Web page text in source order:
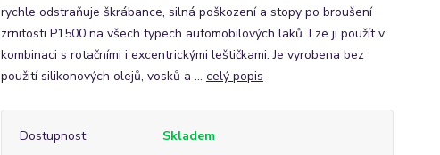
rychle odstraňuje škrábance, silná poškození a stopy po broušení
zrnitosti P1500 na všech typech automobilových laků. Lze ji použít v
kombinaci s rotačními i excentrickými leštičkami. Je vyrobena bez
použití silikonových olejů, vosků a ... celý popis
Dostupnost
Skladem